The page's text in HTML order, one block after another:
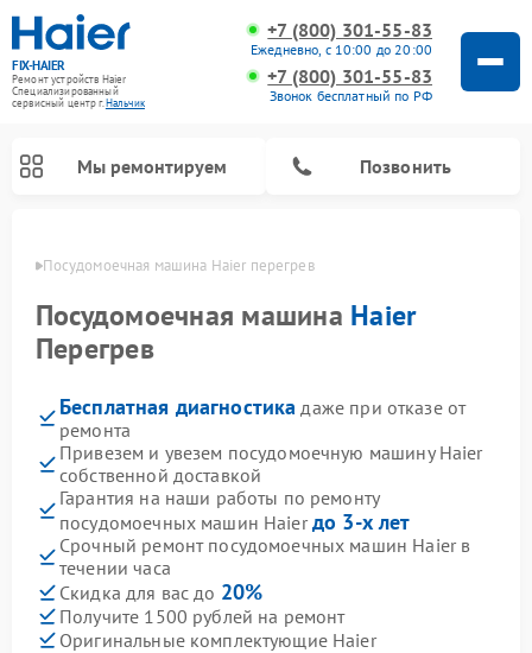
FIX-HAIER
Ремонт устройств Haier
Специализированный
cервисный центр г.Нальчик
+7 (800) 301-55-83
Ежедневно, с 10:00 до 20:00
+7 (800) 301-55-83
Звонок бесплатный по РФ
Мы ремонтируем Позвонить
Посудомоечная машина Haier перегрев
Посудомоечная машина Haier
Перегрев
Бесплатная диагностика даже при отказе от
ремонта
Привезем и увезем посудомоечную машину Haier
собственной доставкой
Гарантия на наши работы по ремонту
посудомоечных машин Haierдо 3-х лет
Срочный ремонт посудомоечных машин Haier в
течении часа
Скидка для вас до 20%
Получите 1500 рублей на ремонт
Оригинальные комплектующие Haier